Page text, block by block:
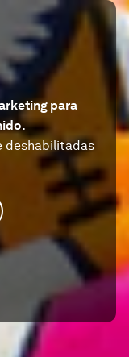
para
deshabilitadas